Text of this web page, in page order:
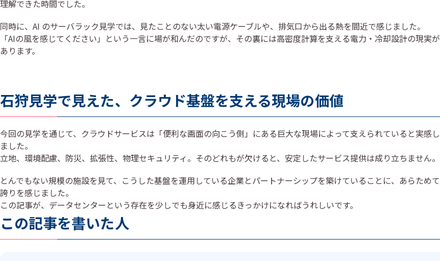
理解できた時間でした。
同時に、AI のサーバラック見学では、見たことのない太い電源ケーブルや、排気口から出る熱を間近で感じました。
「AIの風を感じてください」という一言に場が和んだのですが、その裏には高密度計算を支える電力・冷却設計の現実が
あります。
石狩見学で見えた、クラウド基盤を支える現場の価値
今回の見学を通じて、クラウドサービスは「便利な画面の向こう側」にある巨大な現場によって支えられていると実感し
ました。
立地、環境配慮、防災、拡張性、物理セキュリティ。そのどれもが欠けると、安定したサービス提供は成り立ちません。
とんでもない規模の施設を見て、こうした基盤を運用している企業とパートナーシップを築けていることに、あらためて
誇りを感じました。
この記事が、データセンターという存在を少しでも身近に感じるきっかけになればうれしいです。
この記事を書いた人